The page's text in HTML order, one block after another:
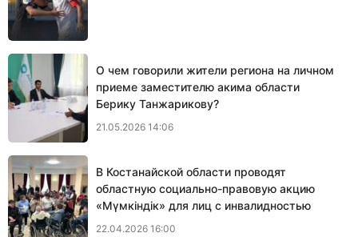
О чем говорили жители региона на личном
приеме заместителю акима области
Берику Танжарикову?
21.05.2026 14:06
В Костанайской области проводят
областную социально-правовую акцию
«Мүмкіндік» для лиц с инвалидностью
22.04.2026 16:00